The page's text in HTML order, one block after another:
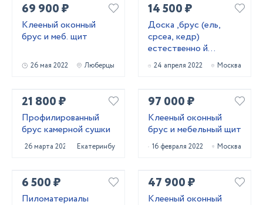
69 900 ₽
Клееный оконный
брус и меб. щит
26 мая 2022 Люберцы
14 500 ₽
Доска ,брус (ель,
срсеа, кедр)
естественно й
влажности
24 апреля 2022 Москва
21 800 ₽
Профилированный
брус камерной сушки
26 марта 2022 Екатеринбург
97 000 ₽
Клееный оконный
брус и мебельный щит
16 февраля 2022 Москва
6 500 ₽
Пиломатериалы
47 900 ₽
Клееный оконный